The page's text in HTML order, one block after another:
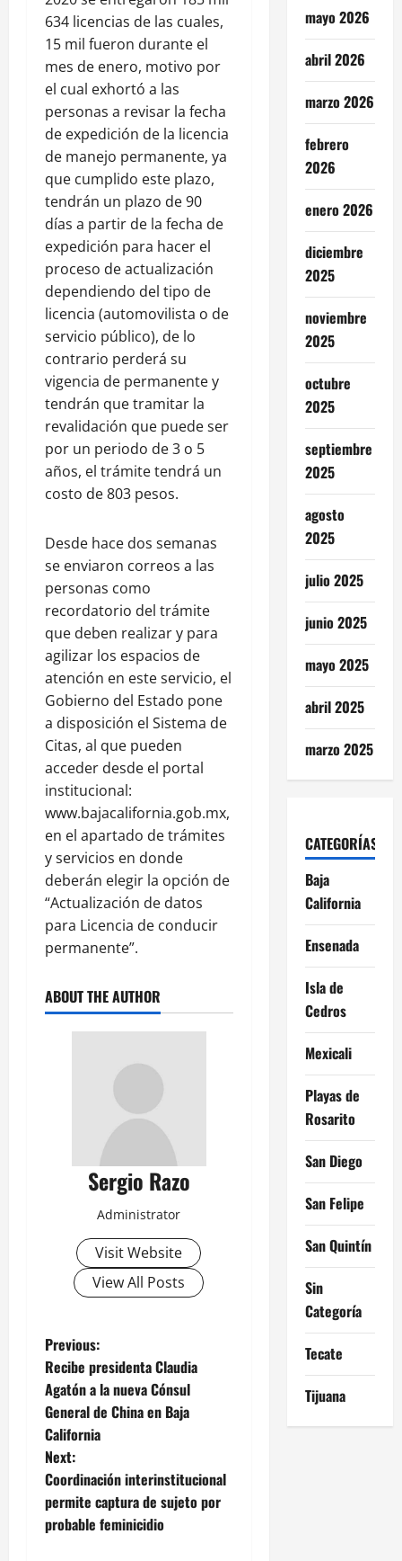
634 licencias de las cuales,
15 mil fueron durante el
mes de enero, motivo por
el cual exhortó a las
personas a revisar la fecha
de expedición de la licencia
de manejo permanente, ya
que cumplido este plazo,
tendrán un plazo de 90
días a partir de la fecha de
expedición para hacer el
proceso de actualización
dependiendo del tipo de
licencia (automovilista o de
servicio público), de lo
contrario perderá su
vigencia de permanente y
tendrán que tramitar la
revalidación que puede ser
por un periodo de 3 o 5
años, el trámite tendrá un
costo de 803 pesos.
Desde hace dos semanas
se enviaron correos a las
personas como
recordatorio del trámite
que deben realizar y para
agilizar los espacios de
atención en este servicio, el
Gobierno del Estado pone
a disposición el Sistema de
Citas, al que pueden
acceder desde el portal
institucional:
www.bajacalifornia.gob.mx,
en el apartado de trámites
y servicios en donde
deberán elegir la opción de
“Actualización de datos
para Licencia de conducir
permanente”.
ABOUT THE AUTHOR
Sergio Razo
Administrator
Visit Website
View All Posts
P
o
s
t
n
a
Previous:
Recibe presidenta Claudia
Agatón a la nueva Cónsul
General de China en Baja
California
Next:
Coordinación interinstitucional
permite captura de sujeto por
probable feminicidio
mayo 2026
abril 2026
marzo 2026
febrero
2026
enero 2026
diciembre
2025
noviembre
2025
octubre
2025
septiembre
2025
agosto
2025
julio 2025
junio 2025
mayo 2025
abril 2025
marzo 2025
CATEGORÍAS
Baja
California
Ensenada
Isla de
Cedros
Mexicali
Playas de
Rosarito
San Diego
San Felipe
San Quintín
Sin
Categoría
Tecate
Tijuana